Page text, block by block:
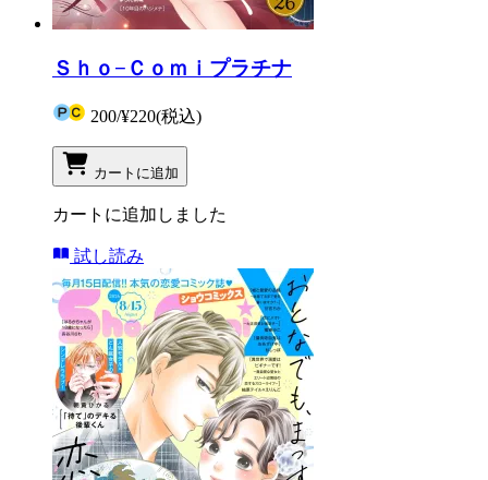
Ｓｈｏ−Ｃｏｍｉプラチナ
200/¥220(税込)
カートに追加
カートに追加しました
試し読み